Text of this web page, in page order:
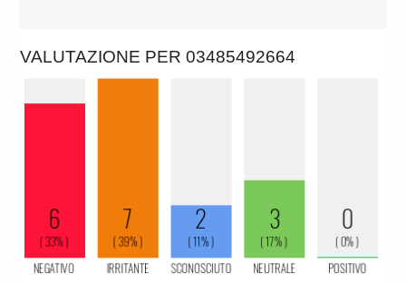
VALUTAZIONE PER 03485492664